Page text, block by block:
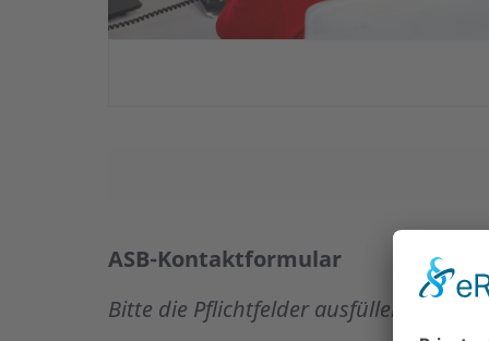
ASB-Kontaktformular
Bitte die Pflichtfelder ausfüllen(